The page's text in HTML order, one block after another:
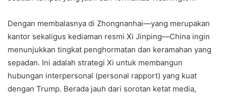
Dengan membalasnya di Zhongnanhai—yang merupakan
kantor sekaligus kediaman resmi Xi Jinping—China ingin
menunjukkan tingkat penghormatan dan keramahan yang
sepadan. Ini adalah strategi Xi untuk membangun
hubungan interpersonal (personal rapport) yang kuat
dengan Trump. Berada jauh dari sorotan ketat media,